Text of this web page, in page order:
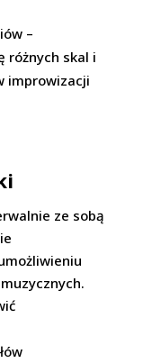
–
różnych skal i
improwizacji
ze sobą